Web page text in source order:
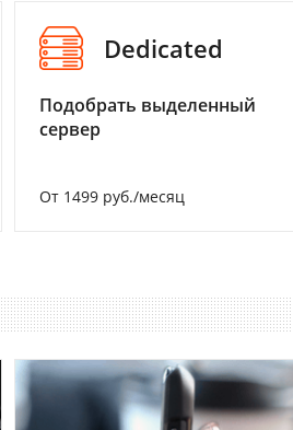
Dedicated
Подобрать выделенный
сервер
От 1499 руб./месяц